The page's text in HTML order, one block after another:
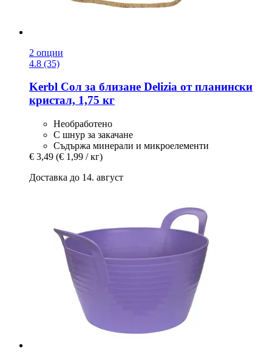
2 опции
4.8 (35)
Kerbl Сол за близане Delizia от планински
кристал, 1,75 кг
Необработено
С шнур за закачане
Съдържа минерали и микроелементи
€ 3,49 (€ 1,99 / кг)
Доставка до 14. август